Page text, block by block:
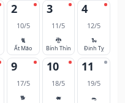
2
10/5
🐈
Ất Mão
3
11/5
🐉
Bính Thìn
4
12/5
🐍
Đinh Tỵ
9
17/5
🐕
10
18/5
🐖
11
19/5
🐀